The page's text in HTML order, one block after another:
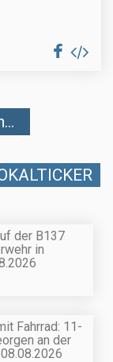
der B137
in
Fahrrad: 11-
an der